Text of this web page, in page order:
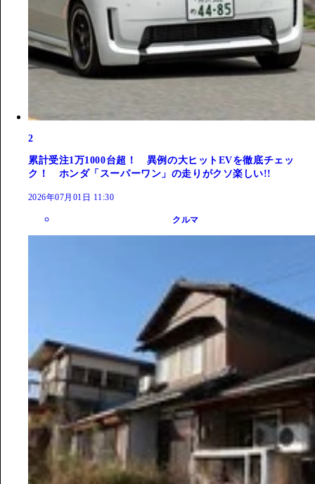
2
累計受注1万1000台超！ 異例の大ヒットEVを徹底チェッ
ク！ ホンダ「スーパーワン」の走りがクソ楽しい!!
2026年07月01日 11:30
クルマ